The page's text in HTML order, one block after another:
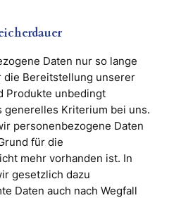
Daten nur so lange
die Bereitstellung unserer
Produkte unbedingt
generelles Kriterium bei uns.
personenbezogene Daten
für die
mehr vorhanden ist. In
gesetzlich dazu
Daten auch nach Wegfall